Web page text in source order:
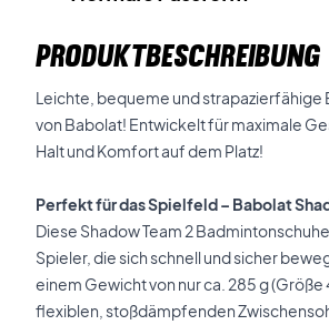
PRODUKTBESCHREIBUNG
Leichte, bequeme und strapazierfähige
von Babolat! Entwickelt für maximale
Halt und Komfort auf dem Platz!
Perfekt für das Spielfeld – Babolat
Diese Shadow Team 2
Spieler, die sich schnell und sicher
einem Gewicht von nur ca. 285 g (Größe
flexiblen, stoßdämpfenden